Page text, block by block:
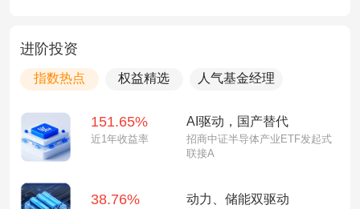
进阶投资
指数热点 权益精选 人气基金经理
151.65%
近1年收益率
AI驱动，国产替代
招商中证半导体产业ETF发起式
联接A
38.76% 动力、储能双驱动